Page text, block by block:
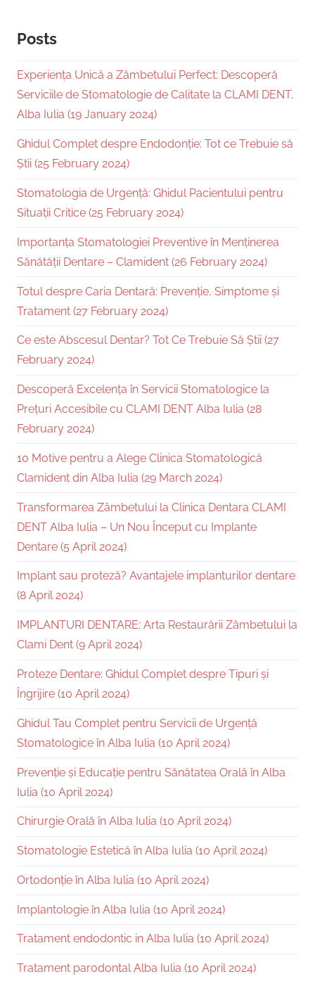
Posts
Experiența Unică a Zâmbetului Perfect: Descoperă
Serviciile de Stomatologie de Calitate la CLAMI DENT,
Alba Iulia (19 January 2024)
Ghidul Complet despre Endodonție: Tot ce Trebuie să
Știi (25 February 2024)
Stomatologia de Urgență: Ghidul Pacientului pentru
Situații Critice (25 February 2024)
Importanța Stomatologiei Preventive în Menținerea
Sănătății Dentare – Clamident (26 February 2024)
Totul despre Caria Dentară: Prevenție, Simptome și
Tratament (27 February 2024)
Ce este Abscesul Dentar? Tot Ce Trebuie Să Știi (27
February 2024)
Descoperă Excelența în Servicii Stomatologice la
Prețuri Accesibile cu CLAMI DENT Alba Iulia (28
February 2024)
10 Motive pentru a Alege Clinica Stomatologică
Clamident din Alba Iulia (29 March 2024)
Transformarea Zâmbetului la Clinica Dentara CLAMI
DENT Alba Iulia – Un Nou Început cu Implante
Dentare (5 April 2024)
Implant sau proteză? Avantajele implanturilor dentare
(8 April 2024)
IMPLANTURI DENTARE: Arta Restaurării Zâmbetului la
Clami Dent (9 April 2024)
Proteze Dentare: Ghidul Complet despre Tipuri și
Îngrijire (10 April 2024)
Ghidul Tau Complet pentru Servicii de Urgență
Stomatologice în Alba Iulia (10 April 2024)
Prevenție și Educație pentru Sănătatea Orală în Alba
Iulia (10 April 2024)
Chirurgie Orală în Alba Iulia (10 April 2024)
Stomatologie Estetică în Alba Iulia (10 April 2024)
Ortodonție în Alba Iulia (10 April 2024)
Implantologie în Alba Iulia (10 April 2024)
Tratament endodontic in Alba Iulia (10 April 2024)
Tratament parodontal Alba Iulia (10 April 2024)